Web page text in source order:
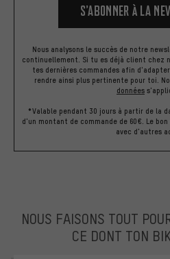
S’abonner à la
Nous analysons le succès de notre
continuellement. Si tu es déjà client chez
tes dernières commandes afin
rendre ainsi plus pertinente pour toi.
données
*Valable pendant 30 jours à partir de la
d'un montant de commande de 60€. Le
avec d'autres
NOUS FAISONS TOUT
CE DONT TON